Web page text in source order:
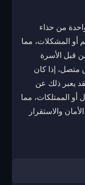
من حذاء
أو المشكلات، مما
قبل الأسرة
متصل، إذا كان
يعبر ذلك عن
الممتلكات، مما
والاستقرار